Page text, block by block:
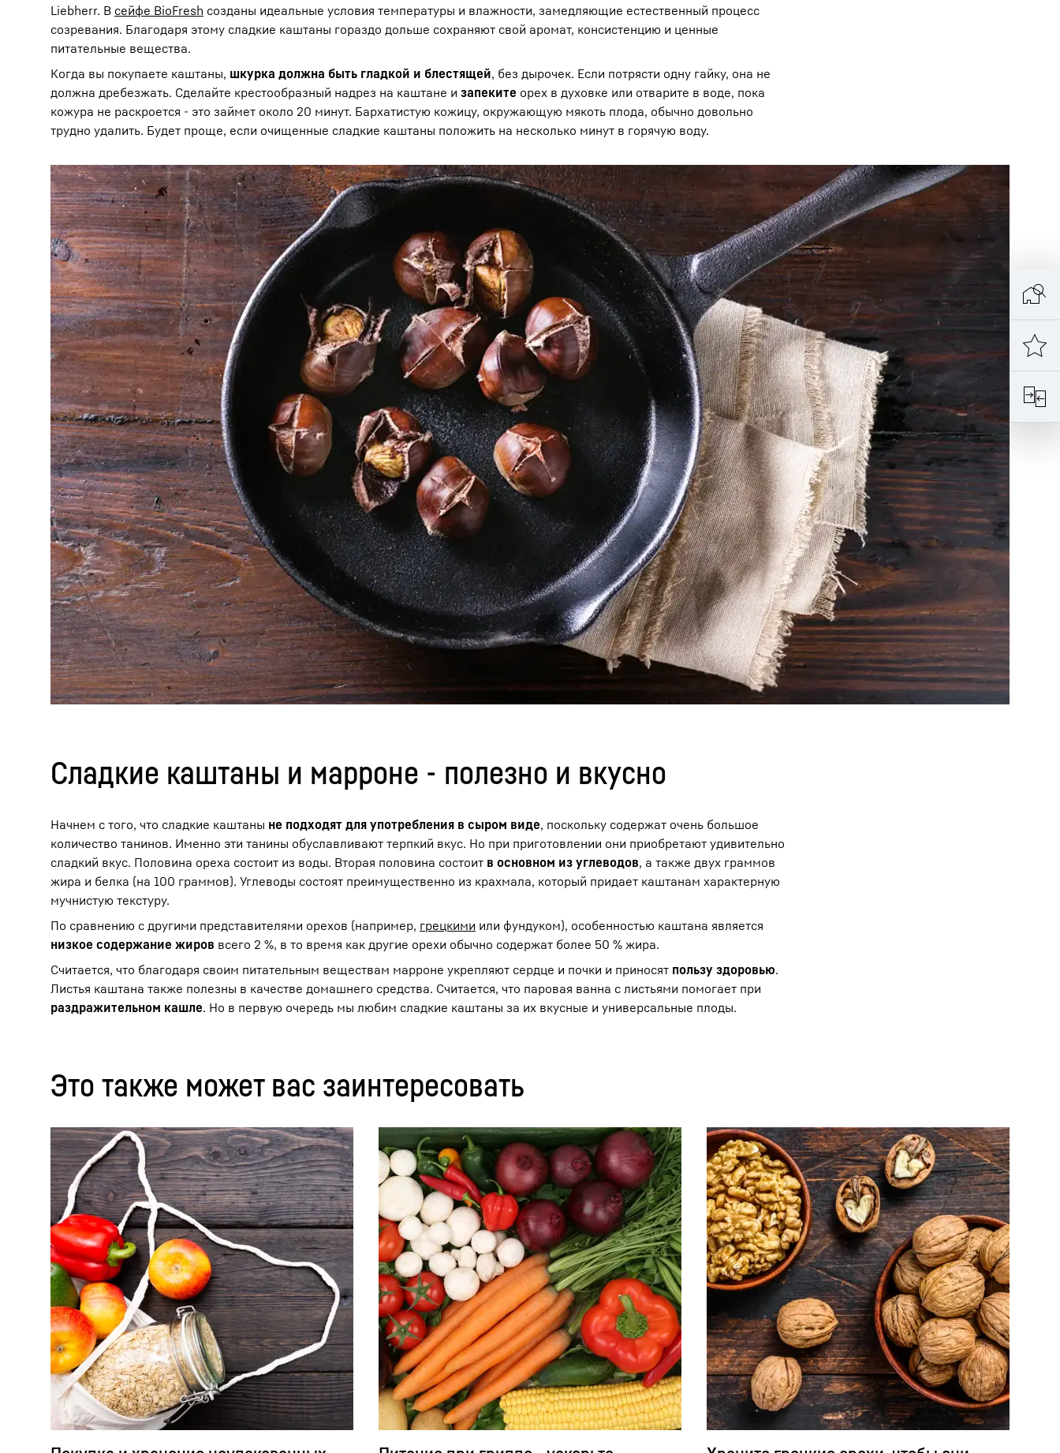
Liebherr. В сейфе BioFresh созданы идеальные условия температуры и влажности, замедляющие естественный процесс
созревания. Благодаря этому сладкие каштаны гораздо дольше сохраняют свой аромат, консистенцию и ценные
питательные вещества.
Когда вы покупаете каштаны, шкурка должна быть гладкой и блестящей, без дырочек. Если потрясти одну гайку, она не
должна дребезжать. Сделайте крестообразный надрез на каштане и запеките орех в духовке или отварите в воде, пока
кожура не раскроется - это займет около 20 минут. Бархатистую кожицу, окружающую мякоть плода, обычно довольно
трудно удалить. Будет проще, если очищенные сладкие каштаны положить на несколько минут в горячую воду.
Сладкие каштаны и марроне - полезно и вкусно
Начнем с того, что сладкие каштаны не подходят для употребления в сыром виде, поскольку содержат очень большое
количество танинов. Именно эти танины обуславливают терпкий вкус. Но при приготовлении они приобретают удивительно
сладкий вкус. Половина ореха состоит из воды. Вторая половина состоит в основном из углеводов, а также двух граммов
жира и белка (на 100 граммов). Углеводы состоят преимущественно из крахмала, который придает каштанам характерную
мучнистую текстуру.
По сравнению с другими представителями орехов (например, грецкими или фундуком), особенностью каштана является
низкое содержание жиров всего 2 %, в то время как другие орехи обычно содержат более 50 % жира.
Считается, что благодаря своим питательным веществам марроне укрепляют сердце и почки и приносят пользу здоровью.
Листья каштана также полезны в качестве домашнего средства. Считается, что паровая ванна с листьями помогает при
раздражительном кашле. Но в первую очередь мы любим сладкие каштаны за их вкусные и универсальные плоды.
Это также может вас заинтересовать